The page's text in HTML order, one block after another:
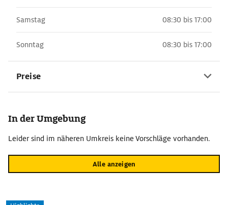
Samstag 08:30 bis 17:00
Sonntag 08:30 bis 17:00
Preise
In der Umgebung
Leider sind im näheren Umkreis keine Vorschläge vorhanden.
Alle anzeigen